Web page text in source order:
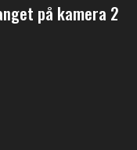
på kamera 2